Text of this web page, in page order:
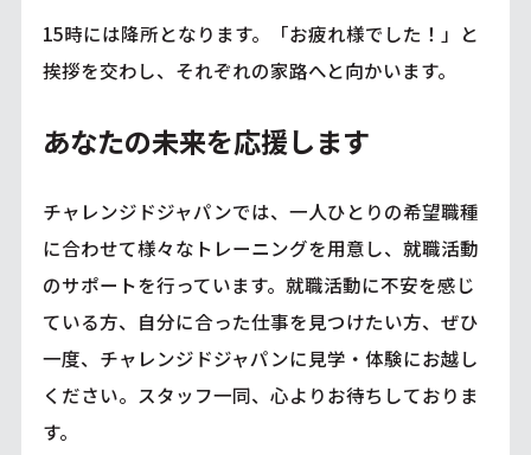
15時には降所となります。「お疲れ様でした！」と
挨拶を交わし、それぞれの家路へと向かいます。
あなたの未来を応援します
チャレンジドジャパンでは、一人ひとりの希望職種
に合わせて様々なトレーニングを用意し、就職活動
のサポートを行っています。就職活動に不安を感じ
ている方、自分に合った仕事を見つけたい方、ぜひ
一度、チャレンジドジャパンに見学・体験にお越し
ください。スタッフ一同、心よりお待ちしておりま
す。